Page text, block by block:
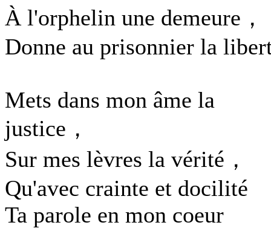
À l'orphelin une demeure，
Donne au prisonnier la
Mets dans mon âme la
justice，
Sur mes lèvres la vérité，
Qu'avec crainte et docilité
Ta parole en mon coeur